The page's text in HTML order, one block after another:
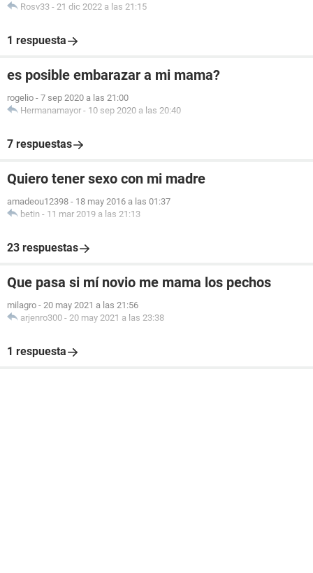
Rosv33 - 21 dic 2022 a las 21:15
1 respuesta
es posible embarazar a mi mama?
rogelio - 7 sep 2020 a las 21:00
Hermanamayor - 10 sep 2020 a las 20:40
7 respuestas
Quiero tener sexo con mi madre
amadeou12398 - 18 may 2016 a las 01:37
betin - 11 mar 2019 a las 21:13
23 respuestas
Que pasa si mí novio me mama los pechos
milagro - 20 may 2021 a las 21:56
arjenro300 - 20 may 2021 a las 23:38
1 respuesta